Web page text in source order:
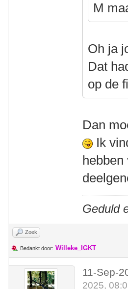
M
Oh ja
Dat
op de
Dan
Ik
hebben
Geduld
Zoek
Bedankt door: Willeke_IGKT
11-Sep-
2025,